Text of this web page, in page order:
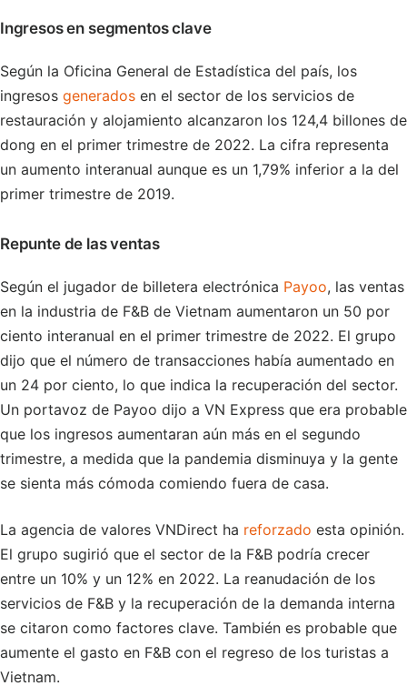
Ingresos en segmentos clave
Según la Oficina General de Estadística del país, los
ingresos generados en el sector de los servicios de
restauración y alojamiento alcanzaron los 124,4 billones de
dong en el primer trimestre de 2022. La cifra representa
un aumento interanual aunque es un 1,79% inferior a la del
primer trimestre de 2019.
Repunte de las ventas
Según el jugador de billetera electrónica Payoo, las ventas
en la industria de F&B de Vietnam aumentaron un 50 por
ciento interanual en el primer trimestre de 2022. El grupo
dijo que el número de transacciones había aumentado en
un 24 por ciento, lo que indica la recuperación del sector.
Un portavoz de Payoo dijo a VN Express que era probable
que los ingresos aumentaran aún más en el segundo
trimestre, a medida que la pandemia disminuya y la gente
se sienta más cómoda comiendo fuera de casa.
La agencia de valores VNDirect ha reforzado esta opinión.
El grupo sugirió que el sector de la F&B podría crecer
entre un 10% y un 12% en 2022. La reanudación de los
servicios de F&B y la recuperación de la demanda interna
se citaron como factores clave. También es probable que
aumente el gasto en F&B con el regreso de los turistas a
Vietnam.